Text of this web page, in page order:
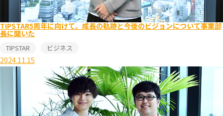
TIPSTAR5周年に向けて。成長の軌跡と今後のビジョンについて事業部
長に聞いた
TIPSTAR ビジネス
2024.11.15